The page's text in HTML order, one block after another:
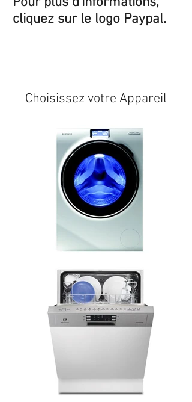
cliquez sur le logo Paypal.
Choisissez votre Appareil